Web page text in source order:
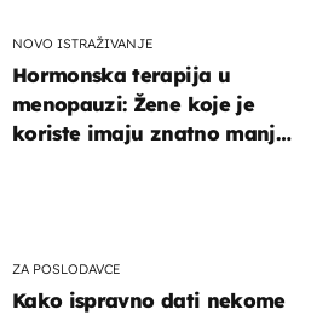
NOVO ISTRAŽIVANJE
Hormonska terapija u
menopauzi: Žene koje je
koriste imaju znatno manji
ZA POSLODAVCE
Kako ispravno dati nekome